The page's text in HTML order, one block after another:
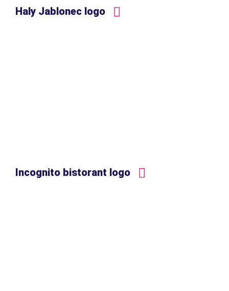
Haly Jablonec logo
Incognito bistorant logo